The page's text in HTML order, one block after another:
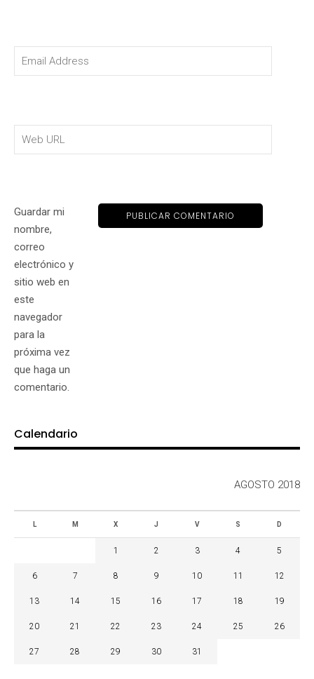
Guardar mi
nombre,
correo
electrónico y
sitio web en
este
navegador
para la
próxima vez
que haga un
comentario.
Calendario
AGOSTO 2018
L M X J V S D
1 2 3 4 5
6 7 8 9 10 11 12
13 14 15 16 17 18 19
20 21 22 23 24 25 26
27 28 29 30 31